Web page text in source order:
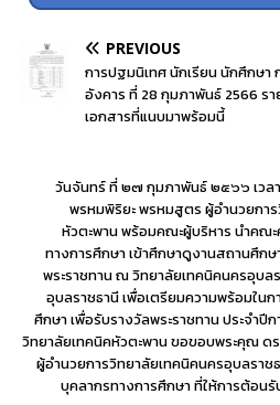
PREVIOUS
การปฐมนิเทศ นักเรียน นักศึกษ
อังคาร ที่ 28 กุมภาพันธ์ 2566 ร
เอกสารที่แนบมาพร้อมนี้
วันจันทร์ ที่ ๒๗ กุมภาพันธ์ ๒๕๖๖ เวล
พรหมพิริยะ พรหมสูตร ผู้อำนวยกา
หัวตะพาน พร้อมคณะผู้บริหาร นำคณะ
ทางการศึกษา เข้าศึกษาดูงานสถานศึก
พระราชทาน ณ วิทยาลัยเทคนิคนครอุบล
อุบลราชธานี เพื่อเตรียมความพร้อมในก
ศึกษา เพื่อรับรางวัลพระราชทาน ประจำปี
วิทยาลัยเทคนิคหัวตะพาน ขอขอบพระคุณ ด
ผู้อำนวยการวิทยาลัยเทคนิคนครอุบลราช
บุคลากรทางการศึกษา ที่ให้การต้อน